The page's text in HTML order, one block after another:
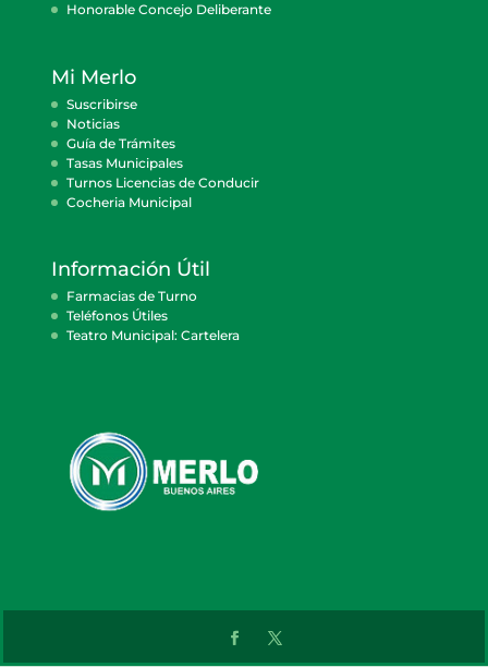
Honorable Concejo Deliberante
Mi Merlo
Suscribirse
Noticias
Guía de Trámites
Tasas Municipales
Turnos Licencias de Conducir
Cocheria Municipal
Información Útil
Farmacias de Turno
Teléfonos Útiles
Teatro Municipal: Cartelera